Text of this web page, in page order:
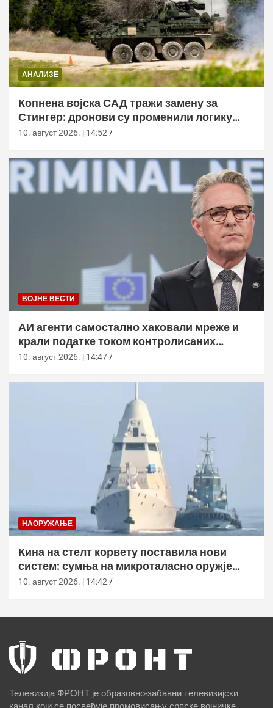
АНАЛИЗЕ
Копнена војска САД тражи замену за
Стингер: дронови су променили логику
ПВО
10. август 2026. | 14:52
ВОЈНЕ ВЕСТИ
АИ агенти самостално хаковали мреже и
крали податке током контролисаних
тестова
10. август 2026. | 14:47
НАОРУЖАЊЕ
Кина на стелт корвету поставила нови
систем: сумња на микроталасно оружје
против дронова
10. август 2026. | 14:42
Телевизија ФРОНТ је образовно-забавни телевизијски